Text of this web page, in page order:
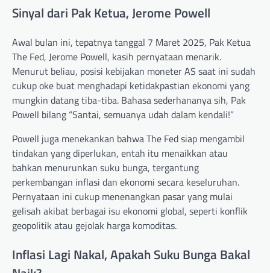
Sinyal dari Pak Ketua, Jerome Powell
Awal bulan ini, tepatnya tanggal 7 Maret 2025, Pak Ketua
The Fed, Jerome Powell, kasih pernyataan menarik.
Menurut beliau, posisi kebijakan moneter AS saat ini sudah
cukup oke buat menghadapi ketidakpastian ekonomi yang
mungkin datang tiba-tiba. Bahasa sederhananya sih, Pak
Powell bilang “Santai, semuanya udah dalam kendali!”
Powell juga menekankan bahwa The Fed siap mengambil
tindakan yang diperlukan, entah itu menaikkan atau
bahkan menurunkan suku bunga, tergantung
perkembangan inflasi dan ekonomi secara keseluruhan.
Pernyataan ini cukup menenangkan pasar yang mulai
gelisah akibat berbagai isu ekonomi global, seperti konflik
geopolitik atau gejolak harga komoditas.
Inflasi Lagi Nakal, Apakah Suku Bunga Bakal